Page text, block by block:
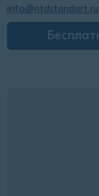
info@ntdstandart.ru